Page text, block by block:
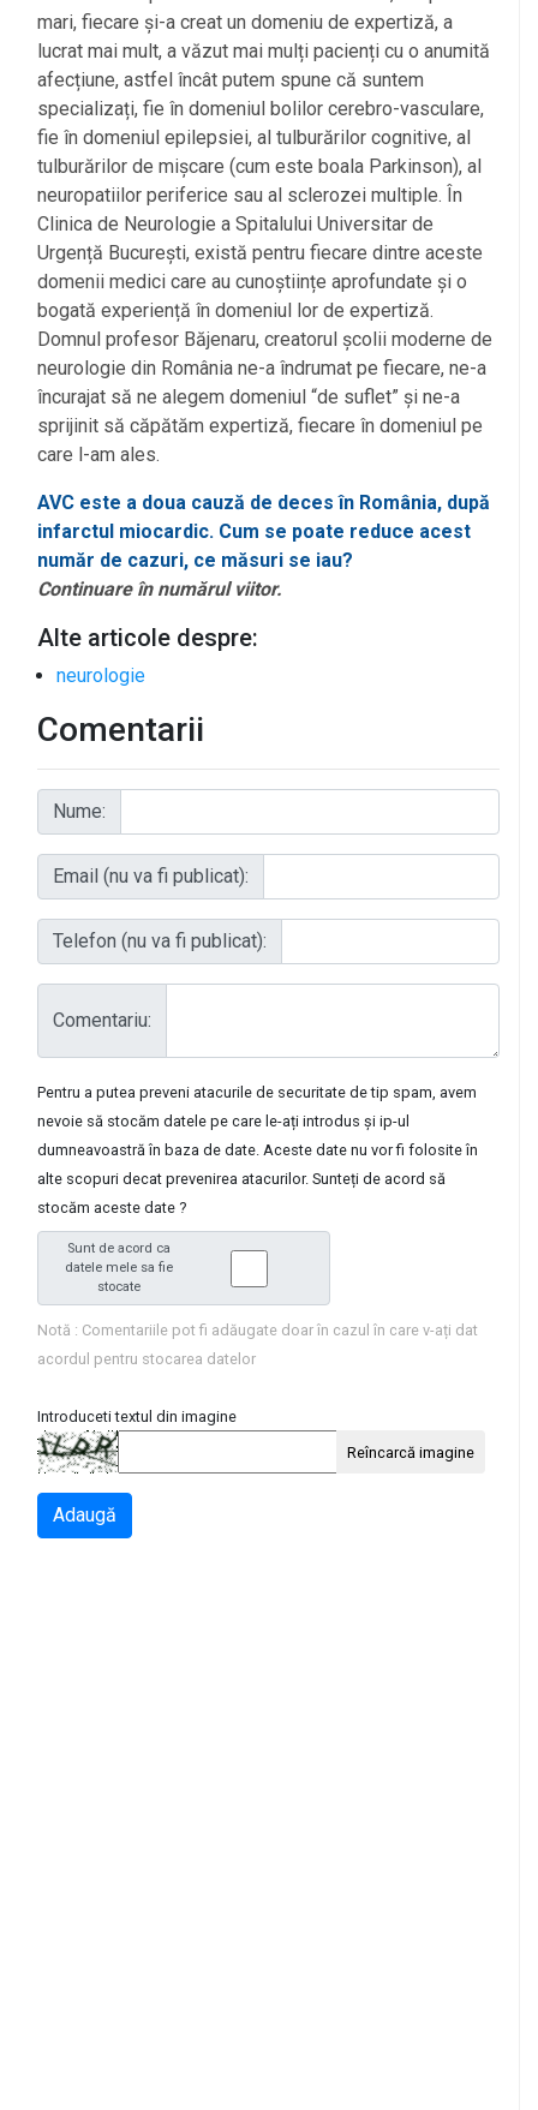
mari, fiecare și-a creat un domeniu de expertiză, a
lucrat mai mult, a văzut mai mulți pacienți cu o anumită
afecțiune, astfel încât putem spune că suntem
specializați, fie în domeniul bolilor cerebro-vasculare,
fie în domeniul epilepsiei, al tulburărilor cognitive, al
tulburărilor de mișcare (cum este boala Parkinson), al
neuropatiilor periferice sau al sclerozei multiple. În
Clinica de Neurologie a Spitalului Universitar de
Urgență București, există pentru fiecare dintre aceste
domenii medici care au cunoștiințe aprofundate și o
bogată experiență în domeniul lor de expertiză.
Domnul profesor Băjenaru, creatorul școlii moderne de
neurologie din România ne-a îndrumat pe fiecare, ne-a
încurajat să ne alegem domeniul “de suflet” și ne-a
sprijinit să căpătăm expertiză, fiecare în domeniul pe
care l-am ales.
AVC este a doua cauză de deces în România, după
infarctul miocardic. Cum se poate reduce acest
număr de cazuri, ce măsuri se iau?
Continuare în numărul viitor.
Alte articole despre:
neurologie
Comentarii
Nume:
Email (nu va fi publicat):
Telefon (nu va fi publicat):
Comentariu:
Pentru a putea preveni atacurile de securitate de tip spam, avem
nevoie să stocăm datele pe care le-ați introdus și ip-ul
dumneavoastră în baza de date. Aceste date nu vor fi folosite în
alte scopuri decat prevenirea atacurilor. Sunteți de acord să
stocăm aceste date ?
Sunt de acord ca
datele mele sa fie
stocate
Notă : Comentariile pot fi adăugate doar în cazul în care v-ați dat
acordul pentru stocarea datelor
Introduceti textul din imagine
Reîncarcă imagine
Adaugă